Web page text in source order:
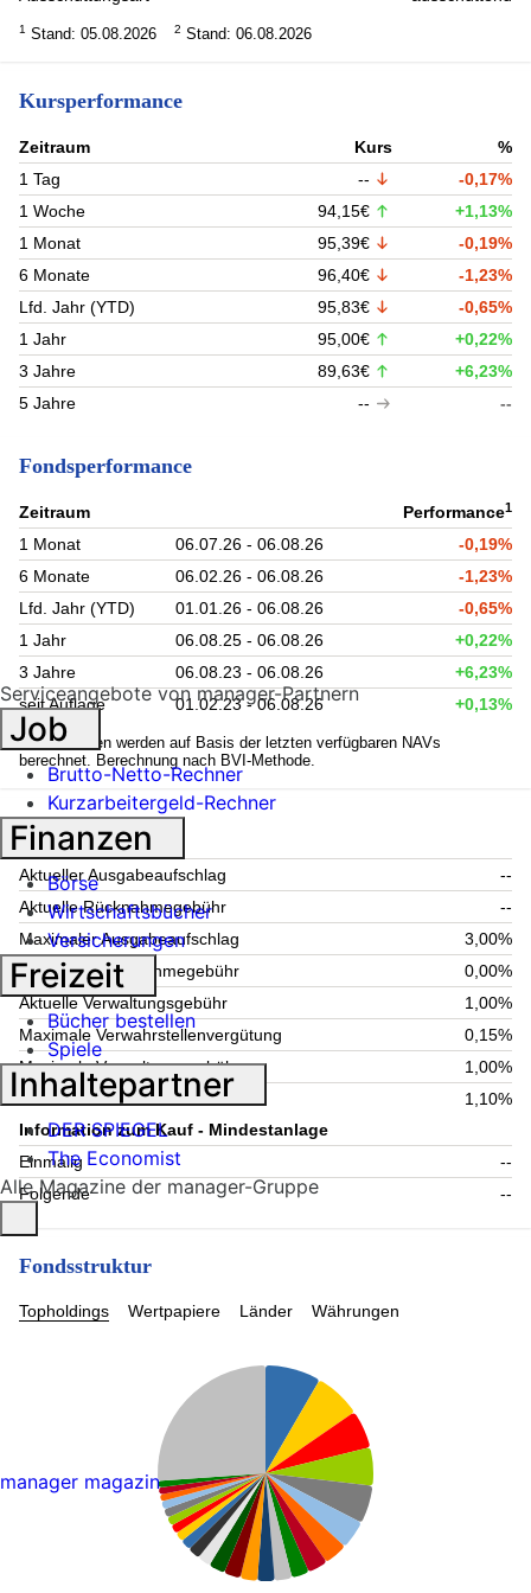
1 Stand: 05.08.2026 2 Stand: 06.08.2026
Kursperformance
Zeitraum Kurs
%
1 Tag
--
-0,17%
1 Woche
94,15€
+1,13%
1 Monat
95,39€
-0,19%
6 Monate
96,40€
-1,23%
Lfd. Jahr (YTD)
95,83€
-0,65%
1 Jahr
95,00€
+0,22%
3 Jahre
89,63€
+6,23%
5 Jahre
-- --
Fondsperformance
Zeitraum Performance1
1 Monat 06.07.26 - 06.08.26
-0,19%
6 Monate
06.02.26 - 06.08.26
-1,23%
Lfd. Jahr (YTD)
01.01.26 - 06.08.26
-0,65%
1 Jahr
06.08.25 - 06.08.26
+0,22%
3 Jahre
06.08.23 - 06.08.26
+6,23%
seit Auflage
01.02.23 - 06.08.26 +0,13%
1 Kennzahlen werden auf Basis der letzten verfügbaren NAVs
berechnet. Berechnung nach BVI-Methode.
Fondsgebühren
Aktueller Ausgabeaufschlag
--
Aktuelle Rücknahmegebühr
--
Maximaler Ausgabeaufschlag
3,00%
Maximale Rücknahmegebühr
0,00%
Aktuelle Verwaltungsgebühr
1,00%
Maximale Verwahrstellenvergütung
0,15%
Maximale Verwaltungsgebühr
1,00%
Laufende Kosten
1,10%
Information zum Kauf - Mindestanlage
Einmalig
--
Folgende
--
Fondsstruktur
Topholdings Wertpapiere Länder Währungen
Serviceangebote von manager-Partnern
Job
Brutto-Netto-Rechner
Kurzarbeitergeld-Rechner
Finanzen
Börse
Wirtschaftsbücher
Versicherungen
Freizeit
Bücher bestellen
Spiele
Inhaltepartner
DER SPIEGEL
The Economist
Alle Magazine der manager-Gruppe
manager magazin